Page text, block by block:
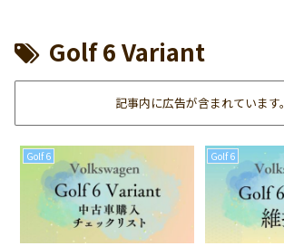
Golf 6 Variant
記事内に広告が含まれています。
Golf 6 Golf 6